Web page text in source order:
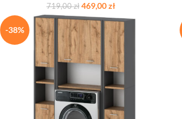
719,00zł 469,00zł
-38%